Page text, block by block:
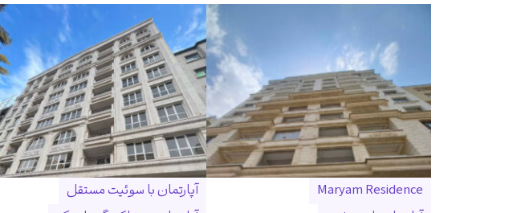
Maryam Residence
آپارتمان با سوئیت مستقل